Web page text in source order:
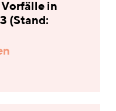
in
(Stand: